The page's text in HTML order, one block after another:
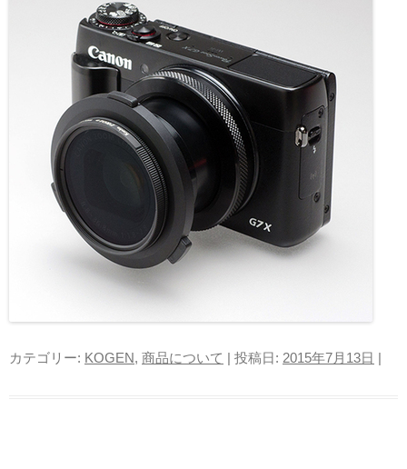
カテゴリー: KOGEN, 商品について | 投稿日: 2015年7月13日